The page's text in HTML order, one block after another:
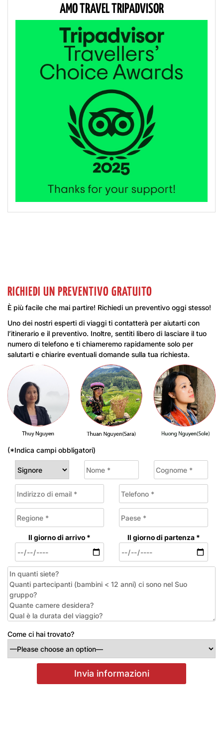
AMO TRAVEL TRIPADVISOR
RICHIEDI UN PREVENTIVO GRATUITO
È più facile che mai partire! Richiedi un preventivo oggi stesso!
Uno dei nostri esperti di viaggi ti contatterà per aiutarti con
l’itinerario e il preventivo. Inoltre, sentiti libero di lasciare il tuo
numero di telefono e ti chiameremo rapidamente solo per
salutarti e chiarire eventuali domande sulla tua richiesta.
(*Indica campi obbligatori)
Il giorno di arrivo * Il giorno di partenza *
Come ci hai trovato?